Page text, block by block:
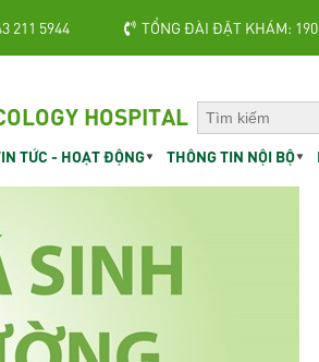
211 5944 TỔNG ĐÀI ĐẶT KHÁM:
HOSPITAL
TỨC - HOẠT ĐỘNG THÔNG TIN NỘI BỘ